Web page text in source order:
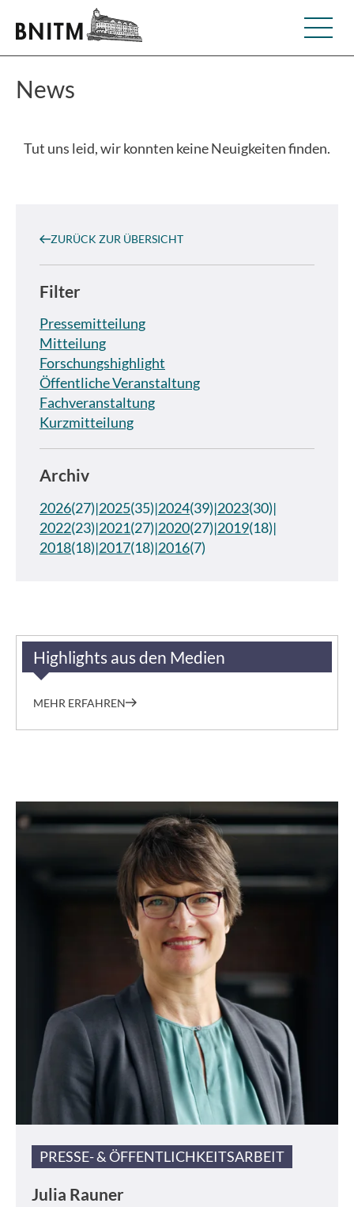
News
Tut uns leid, wir konnten keine Neuigkeiten finden.
ZURÜCK ZUR ÜBERSICHT
Filter
Pressemitteilung
Mitteilung
Forschungshighlight
Öffentliche Veranstaltung
Fachveranstaltung
Kurzmitteilung
Archiv
2026(27) 2025(35) 2024(39) 2023(30)
2022(23) 2021(27) 2020(27) 2019(18)
2018(18) 2017(18) 2016(7)
Highlights aus den Medien
MEHR ERFAHREN
PRESSE- & ÖFFENTLICHKEITSARBEIT
Julia Rauner